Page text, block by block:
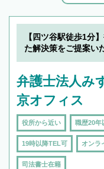
解決の
できま
でフィ
で複数
【四ツ谷駅徒歩1分
た解決策をご提案い
弁護士法人み
京オフィス
役所から近い 職歴20年
19時以降TEL可 オンラ
司法書士在籍